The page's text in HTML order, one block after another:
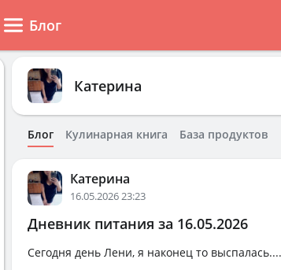
Блог
Катерина
Блог Кулинарная книга База продуктов
Катерина
16.05.2026 23:23
Дневник питания за 16.05.2026
Сегодня день Лени, я наконец то